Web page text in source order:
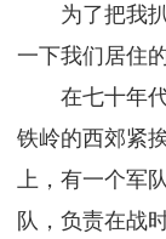
为了把我
一下我们居住
在七十年
铁岭的西郊紧
上，有一个军
队，负责在战